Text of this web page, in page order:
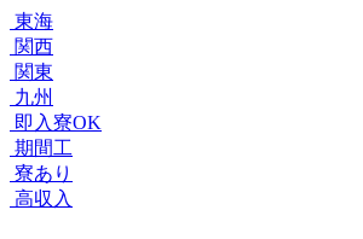
東海
関西
関東
九州
即入寮OK
期間工
寮あり
高収入